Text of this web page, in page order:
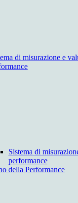
di misurazione e
Sistema di
performance
della Performance